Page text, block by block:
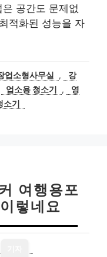
공간도 문제없
적화된 성능을 자
업소형사무실 ,
강
업소용 청소기 ,
영
소기
여행용포
렇네요